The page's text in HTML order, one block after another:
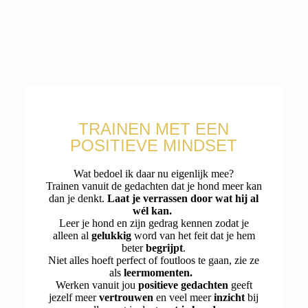
TRAINEN MET EEN
POSITIEVE MINDSET
Wat bedoel ik daar nu eigenlijk mee?
Trainen vanuit de gedachten dat je hond meer kan
dan je denkt.Laat je verrassen door wat hij al
wél kan.
Leer je hond en zijn gedrag kennen zodat je
alleen al gelukkigword van het feit dat je hem
beterbegrijpt.
Niet alles hoeft perfect of foutloos te gaan, zie ze
alsleermomenten.
Werken vanuit jou positieve gedachten geeft
jezelf meervertrouwen en veel meerinzicht bij